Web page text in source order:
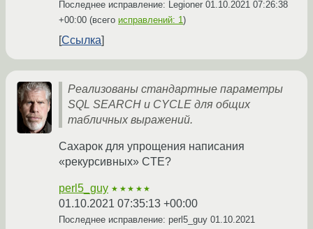
Последнее исправление: Legioner 01.10.2021 07:26:38
+00:00 (всего исправлений: 1)
Ссылка
Реализованы стандартные параметры
SQL SEARCH и CYCLE для общих
табличных выражений.
Сахарок для упрощения написания
«рекурсивных» CTE?
perl5_guy ★★★★★
01.10.2021 07:35:13 +00:00
Последнее исправление: perl5_guy 01.10.2021